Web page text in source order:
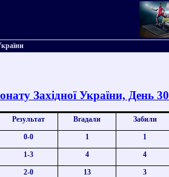
Західної України, День 30
Результат Вгадали Забили
0-0 1 1
1-3 4 4
2-0 13 3